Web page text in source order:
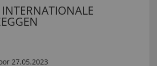
27.05.2023